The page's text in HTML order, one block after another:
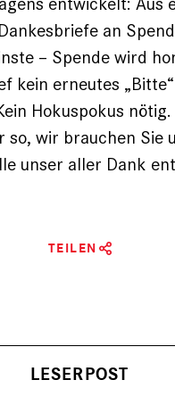
an
– Spende wird
kein erneutes
Hokuspokus
wir brauchen Sie
unser aller Dank
TEILEN